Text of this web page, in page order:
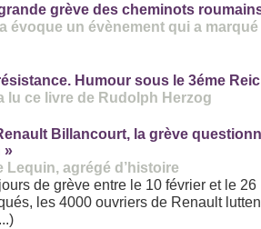
grève des cheminots
évoque un évènement qui a marqué
Humour sous le 3éme
lu ce livre de Rudolph Herzog
Billancourt, la grève
»
Lequin, agrégé d’histoire
de grève entre le 10 février et le 26
les 4000 ouvriers de Renault